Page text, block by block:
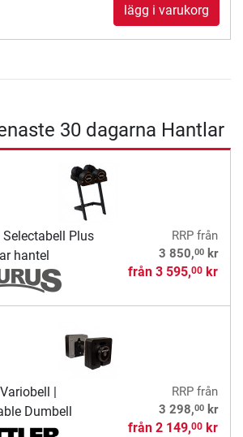
lägg i varukorg
30 dagarna Hantlar
Selectabell Plus
hantel
RRPfrån
3 850,00kr
från 3 595,00kr
|
Dumbell
RRPfrån
3 298,00kr
från 2 149,00kr